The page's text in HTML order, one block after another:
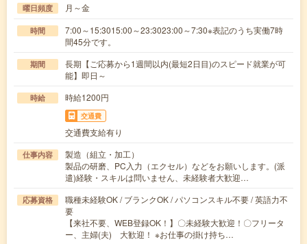
曜日頻度 月～金
時間
7:00～15:3015:00～23:3023:00～7:30※表記のうち実働7時
間45分です。
期間
長期【ご応募から1週間以内(最短2日目)のスピード就業が可
能】即日～
時給 時給1200円
交通費
交通費支給有り
仕事内容
製造（組立・加工）
製品の研磨、PC入力（エクセル）などをお願いします。(派
遣)経験・スキルは問いません、未経験者大歓迎…
応募資格
職種未経験OK / ブランクOK / パソコンスキル不要 / 英語力不
要
【来社不要、WEB登録OK！】〇未経験大歓迎！〇フリータ
ー、主婦(夫) 大歓迎！ ※お仕事の掛け持ち…